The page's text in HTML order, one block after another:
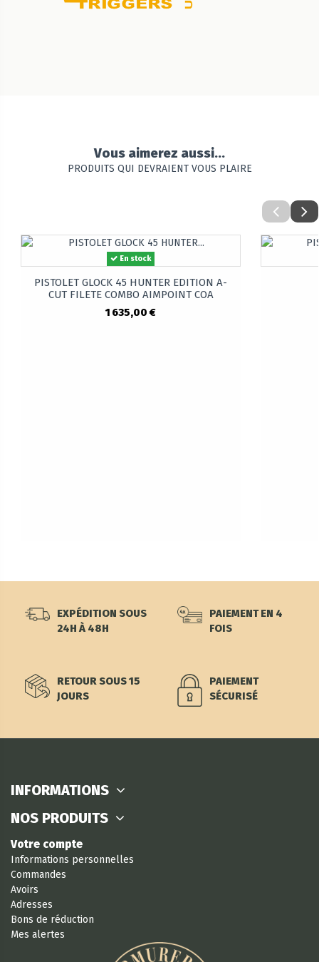
Vous aimerez aussi...
PRODUITS QUI DEVRAIENT VOUS PLAIRE
En stock
PISTOLET GLOCK 45 HUNTER EDITION A-
CUT FILETE COMBO AIMPOINT COA
1 635,00 €
EXPÉDITION SOUS
24H À 48H
PAIEMENT EN 4
FOIS
RETOUR SOUS 15
JOURS
PAIEMENT
SÉCURISÉ
INFORMATIONS
NOS PRODUITS
Votre compte
Informations personnelles
Commandes
Avoirs
Adresses
Bons de réduction
Mes alertes